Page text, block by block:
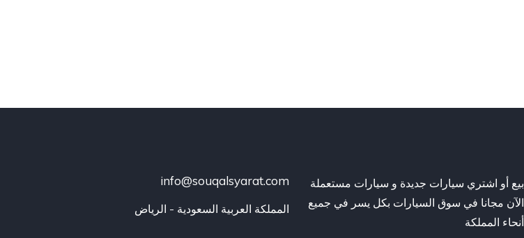
بيع أو اشتري سيارات جديدة و سيارات مستعملة
الآن مجانا في سوق السيارات بكل يسر في جميع
أنحاء المملكة
info@souqalsyarat.com
المملكة العربية السعودية - الرياض